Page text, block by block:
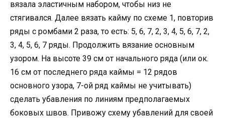
вязала эластичным набором, чтобы низ не
стягивался. Далее вязать кайму по схеме 1, повторив
ряды с ромбами 2 раза, то есть: 5, 6, 7, 2, 3, 4, 5, 6, 7, 2,
3, 4, 5, 6, 7 ряды. Продолжить вязание основным
узором. На высоте 39 см от начального ряда (или ок.
16 см от последнего ряда каймы = 12 рядов
основного узора, 7-ой ряд каймы не учитывать)
сделать убавления по линиям предполагаемых
боковых швов. Привожу схему убавлений для своей